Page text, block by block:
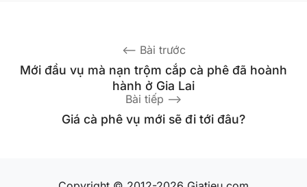
Mới đầu vụ mà nạn trộm cắp cà phê đã hoành
hành ở Gia Lai
Giá cà phê vụ mới sẽ đi tới đâu?